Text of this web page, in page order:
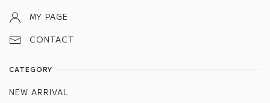
MY PAGE
CONTACT
CATEGORY
NEW ARRIVAL